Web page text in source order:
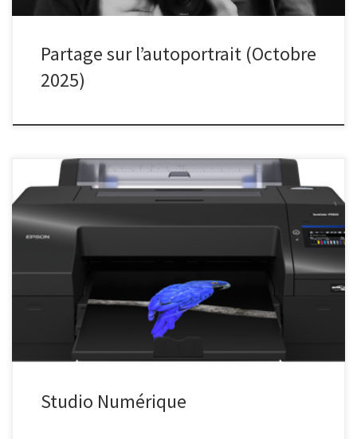
Partage sur l’autoportrait (Octobre
2025)
Le club s’est équipé d’une imprimante EPSON SC-P5300 qui
permet l’impression au format A2. Elle est connectée à un PC
appartenant au club sur lequel sont installés les logiciels
permettant de la piloter et de faire quelques retouches
minimums. Un scanner de négatifs complète cet ensemble. Cette
imprimante est accessible en libre service aux adhérents ayant
suivi au moins une séance d’initiation. Il est possible d’utiliser le
papier (rouleau ou feuilles) fourni par le club ou d’apporter le sien.
Les impressions sont facturées en fonction de la surface imprimée
Studio Numérique